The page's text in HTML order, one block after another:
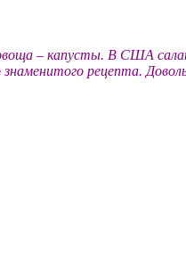
овоща – капусты. В США
рецепта.